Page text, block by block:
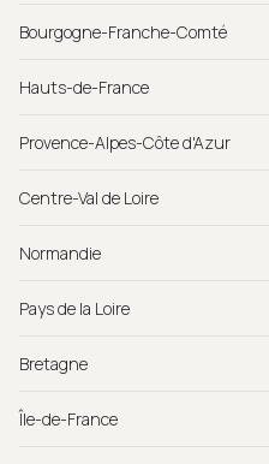
Bourgogne-Franche-Comté
Hauts-de-France
Provence-Alpes-Côte d'Azur
Centre-Val de Loire
Normandie
Pays de la Loire
Bretagne
Île-de-France